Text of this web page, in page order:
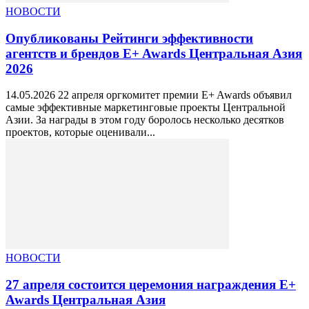
НОВОСТИ
Опубликованы Рейтинги эффективности
агентств и брендов E+ Awards Центральная Азия
2026
14.05.2026 22 апреля оргкомитет премии E+ Awards объявил
самые эффективные маркетинговые проекты Центральной
Азии. За награды в этом году боролось несколько десятков
проектов, которые оценивали...
НОВОСТИ
27 апреля состоится церемония награждения E+
Awards Центральная Азия